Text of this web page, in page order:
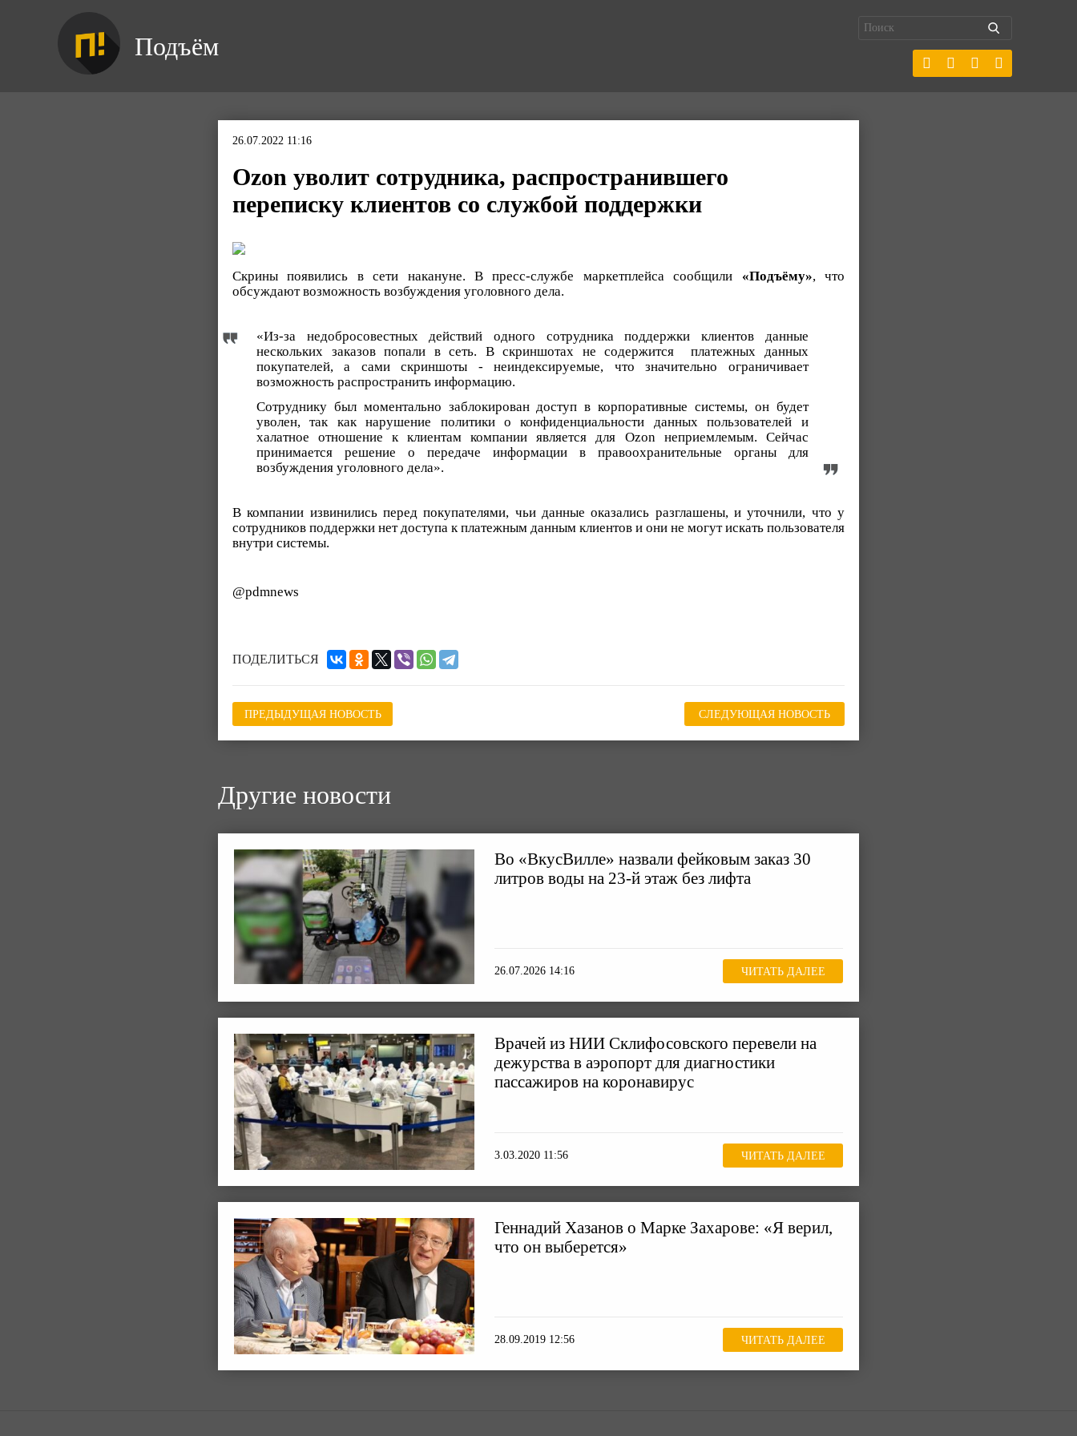
Подъём
26.07.2022 11:16
Ozon уволит сотрудника, распространившего
переписку клиентов со службой поддержки
Скрины появились в сети накануне. В пресс-службе маркетплейса сообщили «Подъёму», что
обсуждают возможность возбуждения уголовного дела.
«Из-за недобросовестных действий одного сотрудника поддержки клиентов данные
нескольких заказов попали в сеть. В скриншотах не содержится платежных данных
покупателей, а сами скриншоты - неиндексируемые, что значительно ограничивает
возможность распространить информацию.
Сотруднику был моментально заблокирован доступ в корпоративные системы, он будет
уволен, так как нарушение политики о конфиденциальности данных пользователей и
халатное отношение к клиентам компании является для Ozon неприемлемым. Сейчас
принимается решение о передаче информации в правоохранительные органы для
возбуждения уголовного дела».
В компании извинились перед покупателями, чьи данные оказались разглашены, и уточнили, что у
сотрудников поддержки нет доступа к платежным данным клиентов и они не могут искать пользователя
внутри системы.
@pdmnews
ПОДЕЛИТЬСЯ
ПРЕДЫДУЩАЯ НОВОСТЬ СЛЕДУЮЩАЯ НОВОСТЬ
Другие новости
Во «ВкусВилле» назвали фейковым заказ 30
литров воды на 23-й этаж без лифта
26.07.2026 14:16 ЧИТАТЬ ДАЛЕЕ
Врачей из НИИ Склифосовского перевели на
дежурства в аэропорт для диагностики
пассажиров на коронавирус
3.03.2020 11:56 ЧИТАТЬ ДАЛЕЕ
Геннадий Хазанов о Марке Захарове: «Я верил,
что он выберется»
28.09.2019 12:56 ЧИТАТЬ ДАЛЕЕ